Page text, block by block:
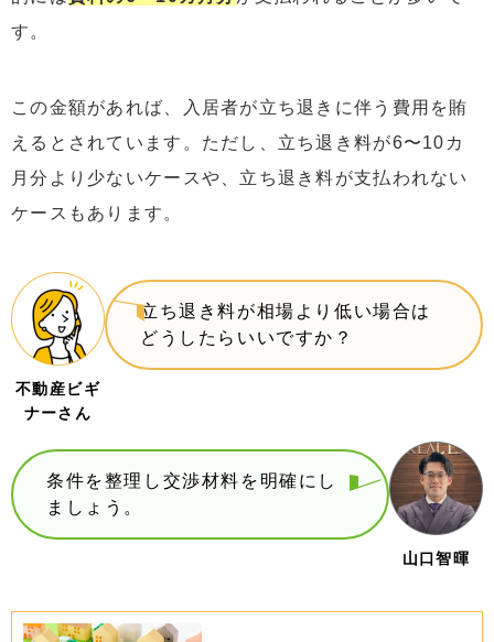
す。
この金額があれば、入居者が立ち退きに伴う費用を賄
えるとされています。ただし、立ち退き料が6〜10カ
月分より少ないケースや、立ち退き料が支払われない
ケースもあります。
不動産ビギ
ナーさん
立ち退き料が相場より低い場合は
どうしたらいいですか？
山口智暉
条件を整理し交渉材料を明確にし
ましょう。